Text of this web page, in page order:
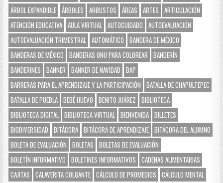
ÁRBOL EXPANDIBLE ÁRBOLES ARBUSTOS ÁREAS ARTES
ARTICULACIÓN
ATENCIÓN EDUCATIVA AULA VIRTUAL AUTOCUIDADO
AUTOEVALUACIÓN
AUTOEVALUACIÓN TRIMESTRAL AUTOMÁTICO
BANDERA DE MÉXICO
BANDERAS DE MÉXICO
BANDERAS ONU PARA COLOREAR
BANDERÍN
BANDERINES
BANNER BANNER DE NAVIDAD
BAP
BARRERAS PARA EL APRENDIZAJE Y LA PARTICIPACIÓN
BATALLA DE CHAPULTEPEC
BATALLA DE PUEBLA BEBÉ HUEVO BENITO JUÁREZ
BIBLIOTECA
BIBLIOTECA DIGITAL BIBLIOTECA VIRTUAL BIENVENIDA BILLETES
BIODIVERSIDAD
BITÁCORA BITÁCORA DE APRENDIZAJE BITÁCORA DEL ALUMNO
BOLETA DE EVALUACIÓN
BOLETAS
BOLETAS DE EVALUACIÓN
BOLETÍN INFORMATIVO
BOLETINES INFORMATIVOS
CADENAS ALIMENTARIAS
CAJITAS
CALAVERITA COLGANTE CÁLCULO DE PROMEDIOS
CÁLCULO MENTAL